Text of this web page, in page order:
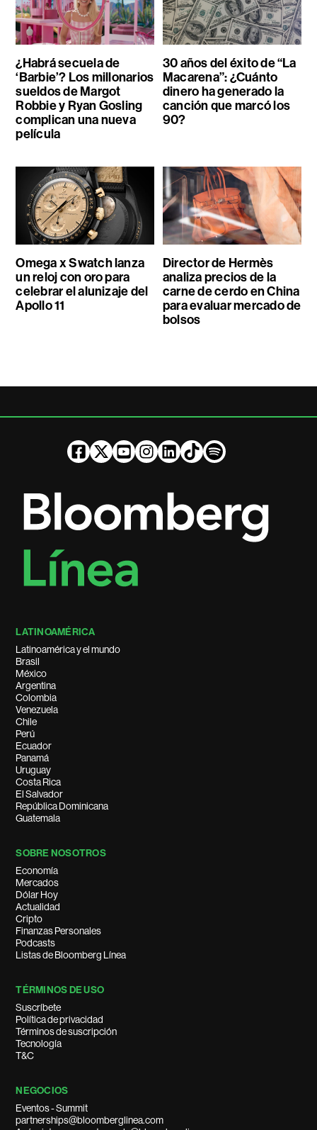
¿Habrá secuela de
‘Barbie’? Los millonarios
sueldos de Margot
Robbie y Ryan Gosling
complican una nueva
película
30 años del éxito de “La
Macarena”: ¿Cuánto
dinero ha generado la
canción que marcó los
90?
Omega x Swatch lanza
un reloj con oro para
celebrar el alunizaje del
Apollo 11
Director de Hermès
analiza precios de la
carne de cerdo en China
para evaluar mercado de
bolsos
LATINOAMÉRICA
Latinoamérica y el mundo
Brasil
México
Argentina
Colombia
Venezuela
Chile
Perú
Ecuador
Panamá
Uruguay
Costa Rica
El Salvador
República Dominicana
Guatemala
SOBRE NOSOTROS
Economía
Mercados
Dólar Hoy
Actualidad
Cripto
Finanzas Personales
Podcasts
Listas de Bloomberg Línea
TÉRMINOS DE USO
Suscríbete
Política de privacidad
Términos de suscripción
Tecnología
T&C
NEGOCIOS
Eventos - Summit
partnerships@bloomberglinea.com